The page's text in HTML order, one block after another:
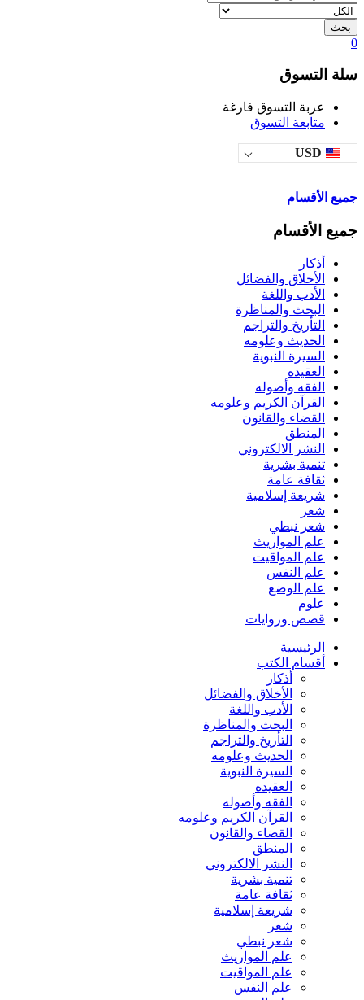
بحث
0
سلة التسوق
عربة التسوق فارغة
متابعة التسوق
USD
جميع الأقسام
جميع الأقسام
أذكار
الأخلاق والفضائل
الأدب واللغة
البحث والمناظرة
التأريخ والتراجم
الحديث وعلومه
السيرة النبوية
العقيده
الفقه وأصوله
القرآن الكريم وعلومه
القضاء والقانون
المنطق
النشر الالكتروني
تنمية بشرية
ثقافة عامة
شريعة إسلامية
شعر
شعر نبطي
علم المواريث
علم المواقيت
علم النفس
علم الوضع
علوم
قصص وروايات
الرئيسية
أقسام الكتب
أذكار
الأخلاق والفضائل
الأدب واللغة
البحث والمناظرة
التأريخ والتراجم
الحديث وعلومه
السيرة النبوية
العقيده
الفقه وأصوله
القرآن الكريم وعلومه
القضاء والقانون
المنطق
النشر الالكتروني
تنمية بشرية
ثقافة عامة
شريعة إسلامية
شعر
شعر نبطي
علم المواريث
علم المواقيت
علم النفس